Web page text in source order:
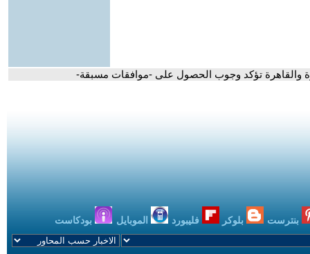
والقاهرة تؤكد وجوب الحصول على -موافقات مسبقة-
بنترست بلوكر فليبورد الموبايل بودكاست